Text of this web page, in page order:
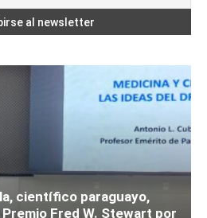
científico paraguayo,
Fred W. Stewart por